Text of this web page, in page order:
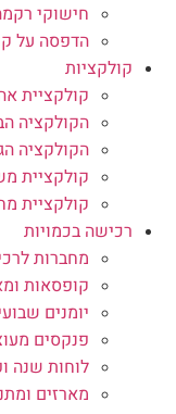
חישוקי
הדפסה על
קולקציות
קולקציית
הקולקציה
הקולקציה
קולקציית
קולקציית
רכישה בכמויות
מחברות
קופסאות
יומנים
פנקסים
לוחות שנה
מארזים